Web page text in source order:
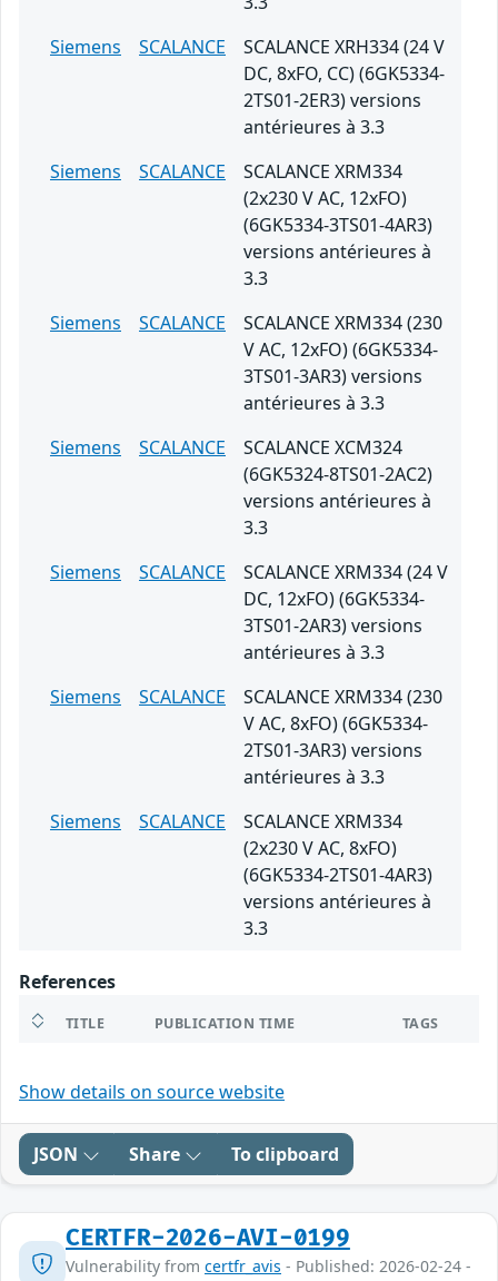
Siemens
SCALANCE
SCALANCE XRH334 (24 V
DC, 8xFO, CC) (6GK5334-
2TS01-2ER3) versions
antérieures à 3.3
Siemens
SCALANCE
SCALANCE XRM334
(2x230 V AC, 12xFO)
(6GK5334-3TS01-4AR3)
versions antérieures à
3.3
Siemens
SCALANCE
SCALANCE XRM334 (230
V AC, 12xFO) (6GK5334-
3TS01-3AR3) versions
antérieures à 3.3
Siemens
SCALANCE
SCALANCE XCM324
(6GK5324-8TS01-2AC2)
versions antérieures à
3.3
Siemens
SCALANCE
SCALANCE XRM334 (24 V
DC, 12xFO) (6GK5334-
3TS01-2AR3) versions
antérieures à 3.3
Siemens
SCALANCE
SCALANCE XRM334 (230
V AC, 8xFO) (6GK5334-
2TS01-3AR3) versions
antérieures à 3.3
Siemens
SCALANCE
SCALANCE XRM334
(2x230 V AC, 8xFO)
(6GK5334-2TS01-4AR3)
versions antérieures à
3.3
References
TITLE PUBLICATION TIME TAGS
Show details on source website
JSON Share To clipboard
CERTFR-2026-AVI-0199
Vulnerability from certfr_avis - Published: 2026-02-24 -